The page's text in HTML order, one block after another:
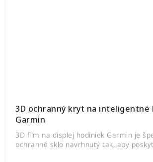
3D ochranný kryt na inteligentné
Garmin
3D film na displej hodiniek Garmin je
ochranné sklo navrhnutý tak, aby